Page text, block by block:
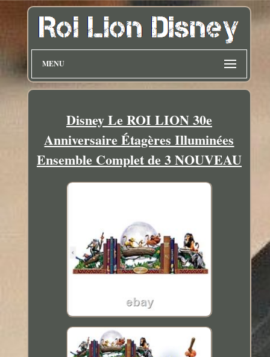
MENU
Disney Le ROI LION 30e
Anniversaire Étagères Illuminées
Ensemble Complet de 3 NOUVEAU